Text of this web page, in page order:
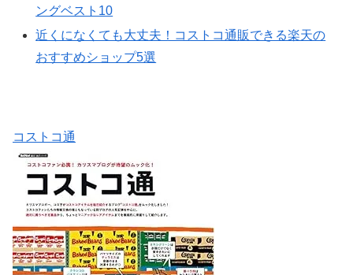
ングベスト10
近くになくても大丈夫！コストコ通販できる楽天の
おすすめショップ5選
コストコ通